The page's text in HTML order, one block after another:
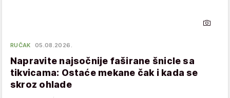
RUČAK 05.08.2026.
Napravite najsočnije faširane šnicle sa
tikvicama: Ostaće mekane čak i kada se
skroz ohlade